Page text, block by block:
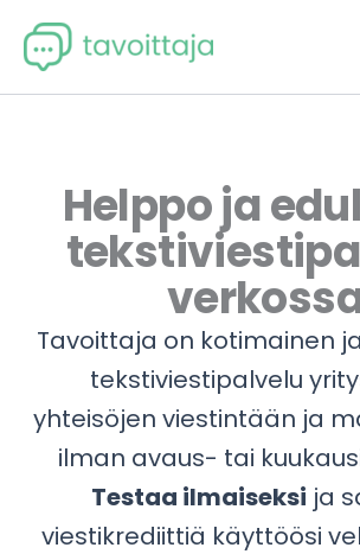
sisältöön
Helppo ja
Tavoittaja on kotimainen
tekstiviestipalvelu
yhteisöjen viestintään ja
ilman avaus- tai
Testaa ilmaiseksi ja
viestikrediittiä käyttöösi